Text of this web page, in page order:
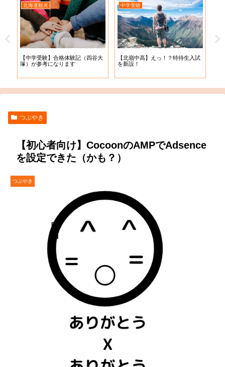
北海道観光
【中学受験】合格体験記（四谷大
塚）が参考になります
中学受験
【北嶺中高】えっ！？特待生入試
を新設！
つぶやき
【初心者向け】CocoonのAMPでAdsence
を設定できた（かも？）
つぶやき